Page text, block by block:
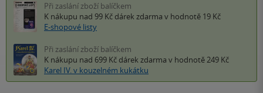
Při zaslání zboží balíčkem
K nákupu nad 99 Kč dárek zdarma v hodnotě 19 Kč
E-shopové listy
Při zaslání zboží balíčkem
K nákupu nad 699 Kč dárek zdarma v hodnotě 249 Kč
Karel IV. v kouzelném kukátku